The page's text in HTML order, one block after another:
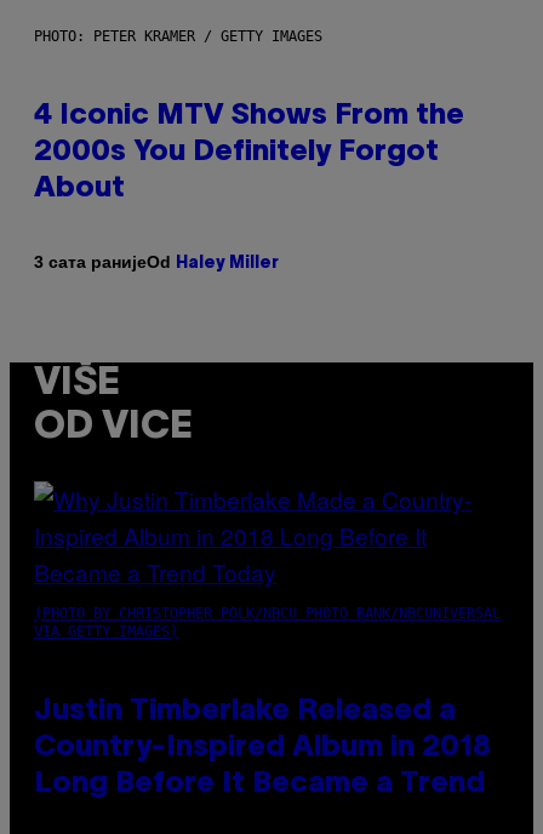
PHOTO: PETER KRAMER / GETTY IMAGES
4 Iconic MTV Shows From the
2000s You Definitely Forgot
About
3 сата ранијеOd Haley Miller
VIŠE
OD VICE
(PHOTO BY CHRISTOPHER POLK/NBCU PHOTO BANK/NBCUNIVERSAL
VIA GETTY IMAGES)
Justin Timberlake Released a
Country-Inspired Album in 2018
Long Before It Became a Trend